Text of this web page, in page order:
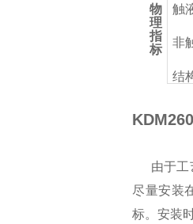
物
理
指
标
触
非
结
由于
尽量安装
标。安装